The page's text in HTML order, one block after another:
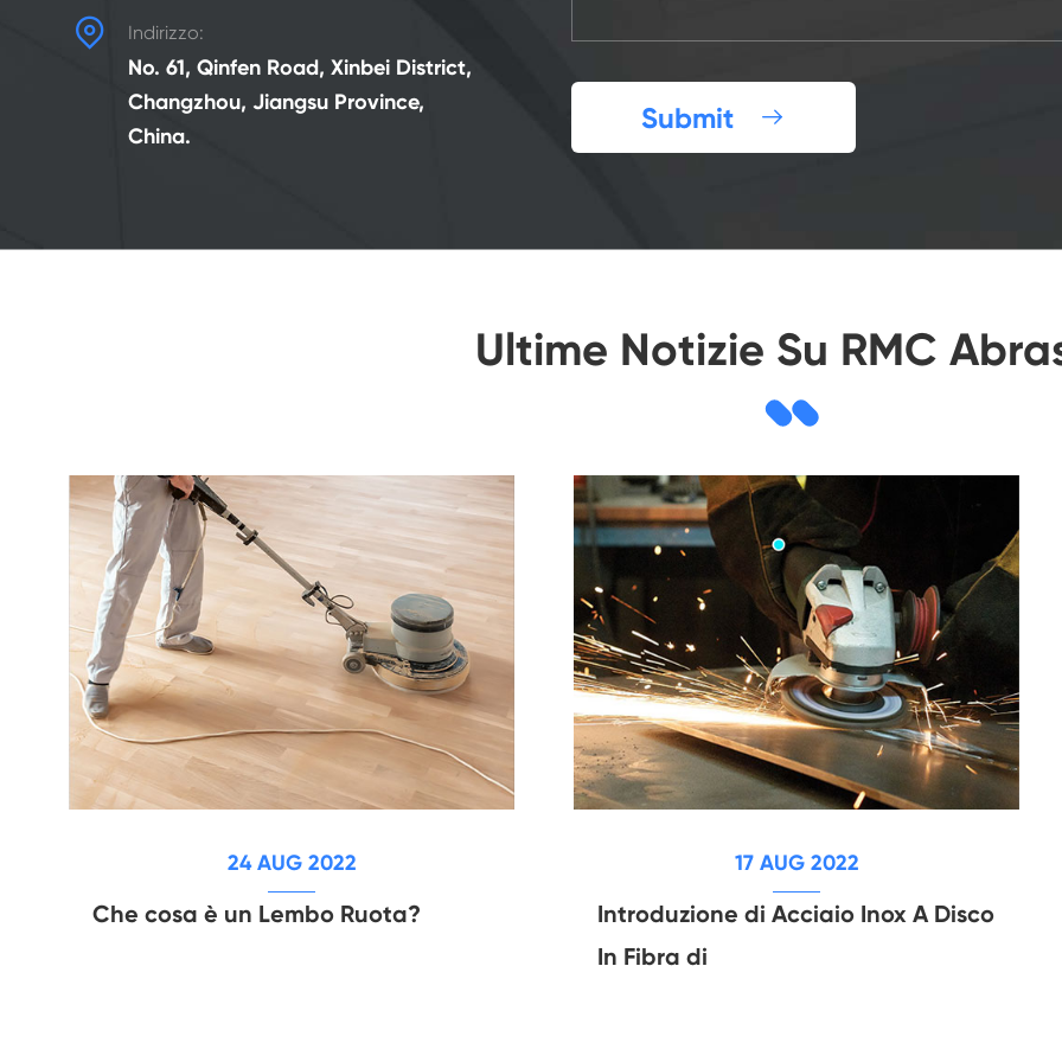
 Indirizzo:
No. 61, Qinfen Road, Xinbei District,
Changzhou, Jiangsu Province,
China.
Submit 
Ultime Notizie Su RMC
24 AUG 2022
Che cosa è un Lembo Ruota?
17 AUG 2022
Introduzione di Acciaio Inox A Disco
In Fibra di